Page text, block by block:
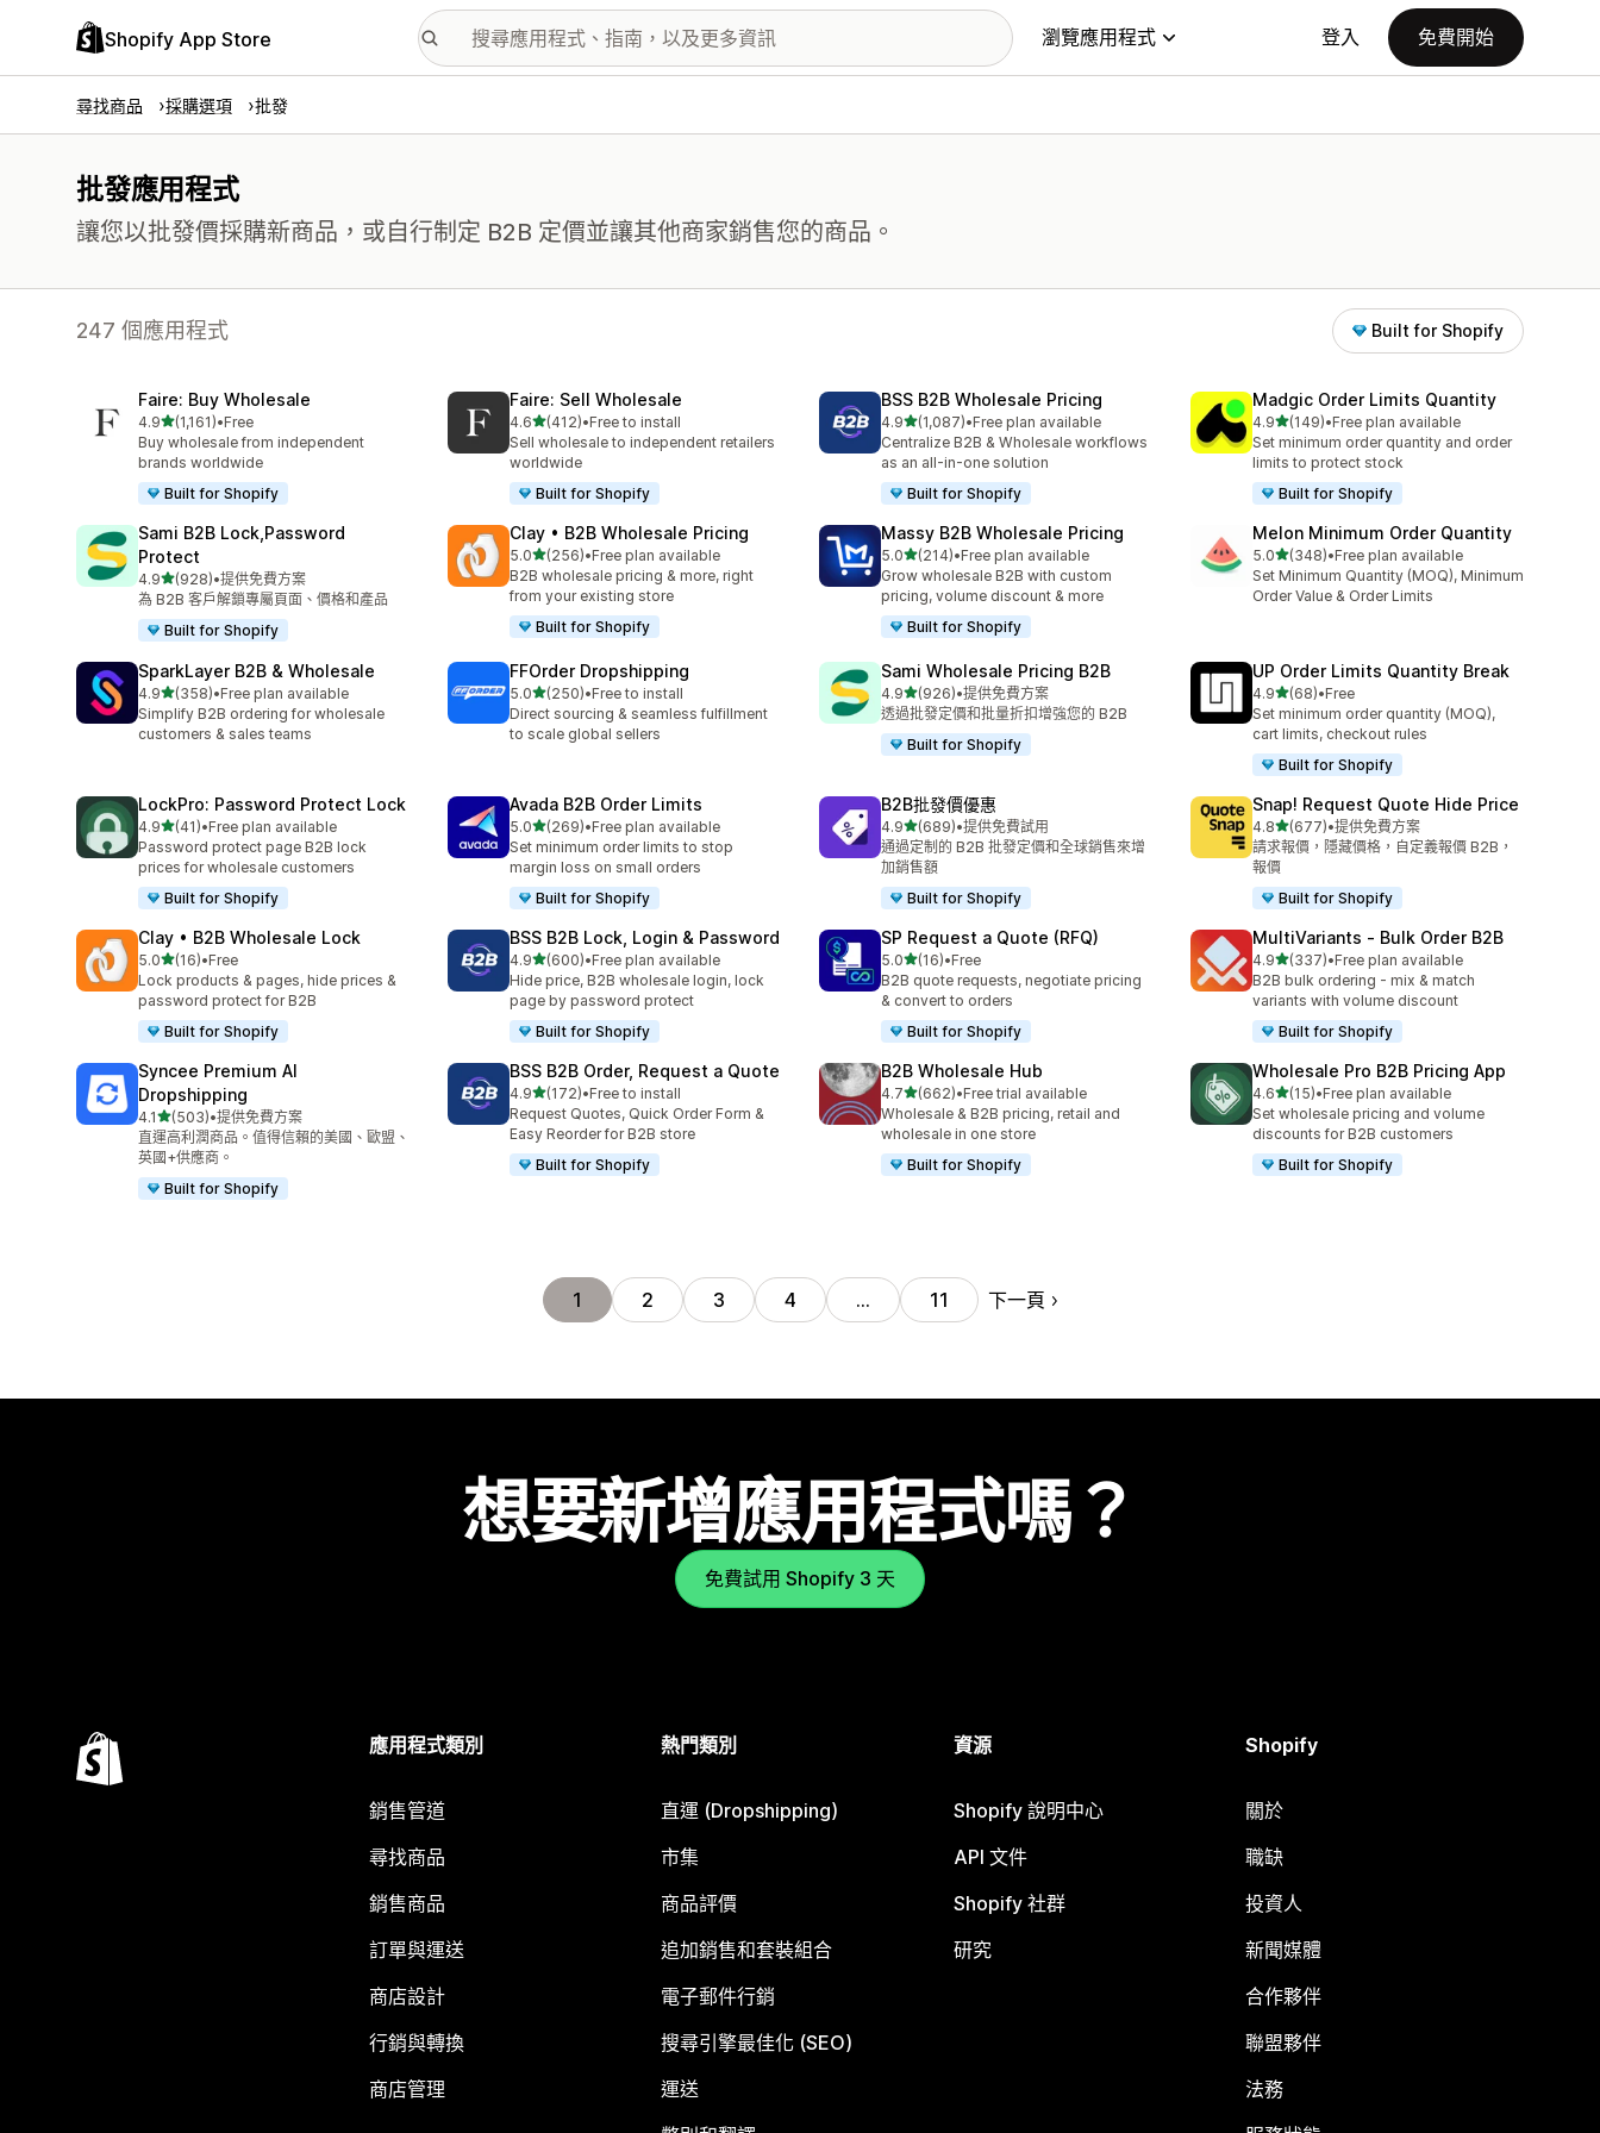
Shopify App Store 瀏覽應用程式 登入 免費開始
尋找商品 採購選項 批發
批發應用程式
讓您以批發價採購新商品，或自行制定 B2B 定價並讓其他商家銷售您的商品。
247 個應用程式 Built for Shopify
Faire: Buy Wholesale
4.9滿分 5 顆星
(1,161)
共有 1161 則評價
•Free
Buy wholesale from independent
brands worldwide
Built for Shopify
Faire: Sell Wholesale
4.6滿分 5 顆星
(412)
共有 412 則評價
•Free to install
Sell wholesale to independent retailers
worldwide
Built for Shopify
BSS B2B Wholesale Pricing
4.9滿分 5 顆星
(1,087)
共有 1087 則評價
•Free plan available
Centralize B2B & Wholesale workflows
as an all-in-one solution
Built for Shopify
Madgic Order Limits Quantity
4.9滿分 5 顆星
(149)
共有 149 則評價
•Free plan available
Set minimum order quantity and order
limits to protect stock
Built for Shopify
Sami B2B Lock,Password
Protect
4.9滿分 5 顆星
(928)
共有 928 則評價
•提供免費方案
為 B2B 客戶解鎖專屬頁面、價格和產品
Built for Shopify
Clay • B2B Wholesale Pricing
5.0滿分 5 顆星
(256)
共有 256 則評價
•Free plan available
B2B wholesale pricing & more, right
from your existing store
Built for Shopify
Massy B2B Wholesale Pricing
5.0滿分 5 顆星
(214)
共有 214 則評價
•Free plan available
Grow wholesale B2B with custom
pricing, volume discount & more
Built for Shopify
Melon Minimum Order Quantity
5.0滿分 5 顆星
(348)
共有 348 則評價
•Free plan available
Set Minimum Quantity (MOQ), Minimum
Order Value & Order Limits
SparkLayer B2B & Wholesale
4.9滿分 5 顆星
(358)
共有 358 則評價
•Free plan available
Simplify B2B ordering for wholesale
customers & sales teams
FFOrder Dropshipping
5.0滿分 5 顆星
(250)
共有 250 則評價
•Free to install
Direct sourcing & seamless fulfillment
to scale global sellers
Sami Wholesale Pricing B2B
4.9滿分 5 顆星
(926)
共有 926 則評價
•提供免費方案
透過批發定價和批量折扣增強您的 B2B
Built for Shopify
UP Order Limits Quantity Break
4.9滿分 5 顆星
(68)
共有 68 則評價
•Free
Set minimum order quantity (MOQ),
cart limits, checkout rules
Built for Shopify
LockPro: Password Protect Lock
4.9滿分 5 顆星
(41)
共有 41 則評價
•Free plan available
Password protect page B2B lock
prices for wholesale customers
Built for Shopify
Avada B2B Order Limits
5.0滿分 5 顆星
(269)
共有 269 則評價
•Free plan available
Set minimum order limits to stop
margin loss on small orders
Built for Shopify
B2B批發價優惠
4.9滿分 5 顆星
(689)
共有 689 則評價
•提供免費試用
通過定制的 B2B 批發定價和全球銷售來增
加銷售額
Built for Shopify
Snap! Request Quote Hide Price
4.8滿分 5 顆星
(677)
共有 677 則評價
•提供免費方案
請求報價，隱藏價格，自定義報價 B2B，
報價
Built for Shopify
Clay • B2B Wholesale Lock
5.0滿分 5 顆星
(16)
共有 16 則評價
•Free
Lock products & pages, hide prices &
password protect for B2B
Built for Shopify
BSS B2B Lock, Login & Password
4.9滿分 5 顆星
(600)
共有 600 則評價
•Free plan available
Hide price, B2B wholesale login, lock
page by password protect
Built for Shopify
SP Request a Quote (RFQ)
5.0滿分 5 顆星
(16)
共有 16 則評價
•Free
B2B quote requests, negotiate pricing
& convert to orders
Built for Shopify
MultiVariants ‑ Bulk Order B2B
4.9滿分 5 顆星
(337)
共有 337 則評價
•Free plan available
B2B bulk ordering - mix & match
variants with volume discount
Built for Shopify
Syncee Premium AI
Dropshipping
4.1滿分 5 顆星
(503)
共有 503 則評價
•提供免費方案
直運高利潤商品。值得信賴的美國、歐盟、
英國+供應商。
Built for Shopify
BSS B2B Order, Request a Quote
4.9滿分 5 顆星
(172)
共有 172 則評價
•Free to install
Request Quotes, Quick Order Form &
Easy Reorder for B2B store
Built for Shopify
B2B Wholesale Hub
4.7滿分 5 顆星
(662)
共有 662 則評價
•Free trial available
Wholesale & B2B pricing, retail and
wholesale in one store
Built for Shopify
Wholesale Pro B2B Pricing App
4.6滿分 5 顆星
(15)
共有 15 則評價
•Free plan available
Set wholesale pricing and volume
discounts for B2B customers
Built for Shopify
1 2 3 4 … 11 下一頁
想要新增應用程式嗎？
免費試用 Shopify 3 天
應用程式類別
銷售管道
尋找商品
銷售商品
訂單與運送
商店設計
行銷與轉換
商店管理
熱門類別
直運 (Dropshipping)
市集
商品評價
追加銷售和套裝組合
電子郵件行銷
搜尋引擎最佳化 (SEO)
運送
資源
Shopify 說明中心
API 文件
Shopify 社群
研究
Shopify
關於
職缺
投資人
新聞媒體
合作夥伴
聯盟夥伴
法務